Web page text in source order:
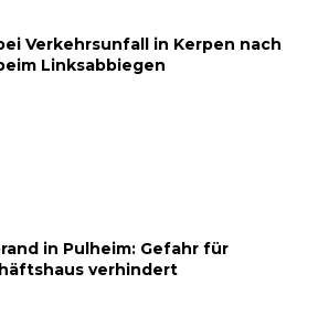
Verkehrsunfall in Kerpen nach
Linksabbiegen
in Pulheim: Gefahr für
verhindert